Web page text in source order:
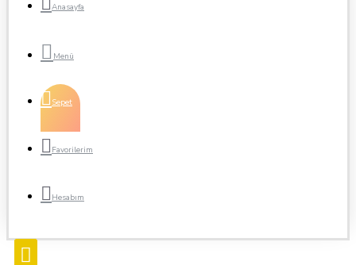
Anasayfa
Sepet
Favorilerim
Hesabım